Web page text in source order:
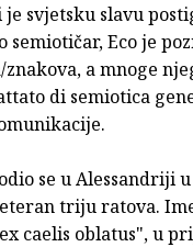
svjetsku slavu
semiotičar, Eco je
a mnoge
di semiotica
se u Alessandriji
triju ratova.
caelis oblatus", u